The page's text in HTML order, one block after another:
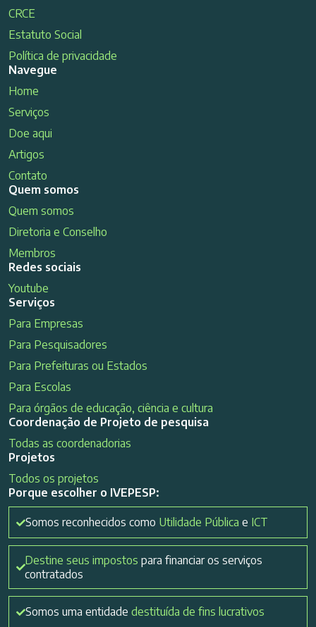
CRCE
Estatuto Social
Política de privacidade
Navegue
Home
Serviços
Doe aqui
Artigos
Contato
Quem somos
Quem somos
Diretoria e Conselho
Membros
Redes sociais
Youtube
Serviços
Para Empresas
Para Pesquisadores
Para Prefeituras ou Estados
Para Escolas
Para órgãos de educação, ciência e cultura
Coordenação de Projeto de pesquisa
Todas as coordenadorias
Projetos
Todos os projetos
Porque escolher o IVEPESP:
Somos reconhecidos como Utilidade Pública e ICT
Destine seus impostos para financiar os serviços
contratados
Somos uma entidade destituída de fins lucrativos